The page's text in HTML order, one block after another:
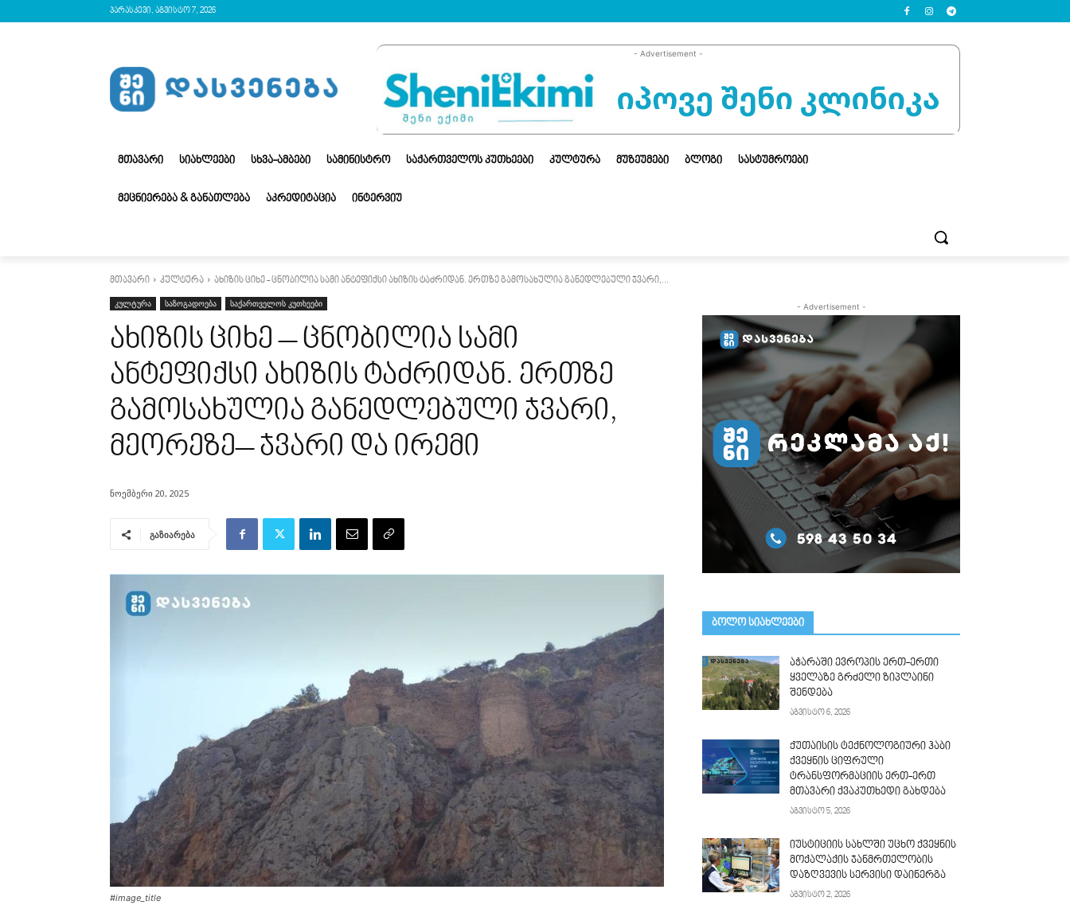
პარასკევი, აგვისტო 7, 2026
- Advertisement -
ᲛᲗᲐᲕᲐᲠᲘ ᲡᲘᲐᲮᲚᲔᲔᲑᲘ ᲡᲮᲕᲐ-ᲐᲛᲑᲔᲑᲘ ᲡᲐᲛᲘᲜᲘᲡᲢᲠᲝ ᲡᲐᲥᲐᲠᲗᲕᲔᲚᲝᲡ ᲙᲣᲗᲮᲔᲔᲑᲘ ᲙᲣᲚᲢᲣᲠᲐ ᲛᲣᲖᲔᲣᲛᲔᲑᲘ ᲑᲚᲝᲒᲘ ᲡᲐᲡᲢᲣᲛᲠᲝᲔᲑᲘ
ᲛᲔᲪᲜᲘᲔᲠᲔᲑᲐ & ᲒᲐᲜᲐᲗᲚᲔᲑᲐ ᲐᲙᲠᲔᲓᲘᲢᲐᲪᲘᲐ ᲘᲜᲢᲔᲠᲕᲘᲣ
მთავარი კულტურა ახიზის ციხე - ცნობილია სამი ანტეფიქსი ახიზის ტაძრიდან. ერთზე გამოსახულია განედლებული ჯვარი,...
კულტურა საზოგადოება საქართველოს კუთხეები
ახიზის ციხე – ცნობილია სამი
ანტეფიქსი ახიზის ტაძრიდან. ერთზე
გამოსახულია განედლებული ჯვარი,
მეორეზე– ჯვარი და ირემი
ნოემბერი 20, 2025
გაზიარება
#image_title
- Advertisement -
ᲑᲝᲚᲝ ᲡᲘᲐᲮᲚᲔᲔᲑᲘ
აჭარაში ევროპის ერთ-ერთი
ყველაზე გრძელი ზიპლაინი
შენდება
აგვისტო 6, 2026
ქუთაისის ტექნოლოგიური ჰაბი
ქვეყნის ციფრული
ტრანსფორმაციის ერთ-ერთ
მთავარი ქვაკუთხედი გახდება
აგვისტო 5, 2026
იუსტიციის სახლში უცხო ქვეყნის
მოქალაქის ჯანმრთელობის
დაზღვევის სერვისი დაინერგა
აგვისტო 2, 2026